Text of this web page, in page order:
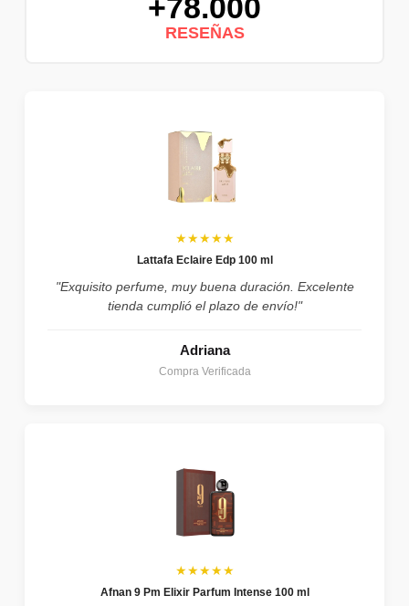
+78.000
RESEÑAS
★★★★★
Lattafa Eclaire Edp 100 ml
"Exquisito perfume, muy buena duración. Excelente
tienda cumplió el plazo de envío!"
Adriana
Compra Verificada
★★★★★
Afnan 9 Pm Elixir Parfum Intense 100 ml